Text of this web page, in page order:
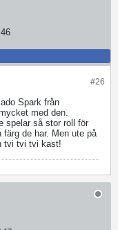
46
#26
Spark från
med den.
spelar så stor roll för
de har. Men ute på
tvi tvi tvi kast!